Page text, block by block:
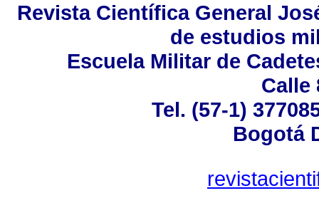
Revista Científica General
de estudios
Escuela Militar de
Calle
Tel. (57-1)
Bogotá